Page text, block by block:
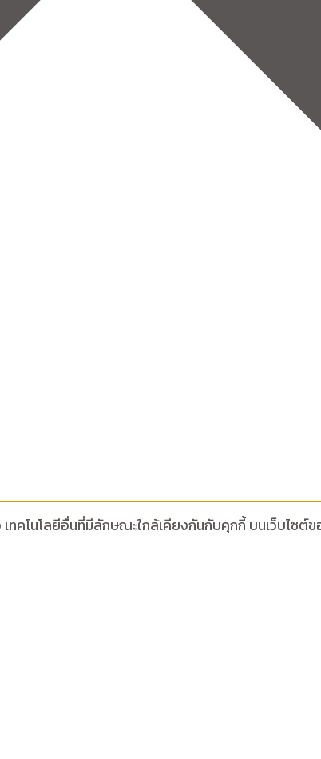
เทคโนโลยีอื่นที่มีลักษณะใกล้เคียงกันกับคุกกี้ บนเว็บไซต์